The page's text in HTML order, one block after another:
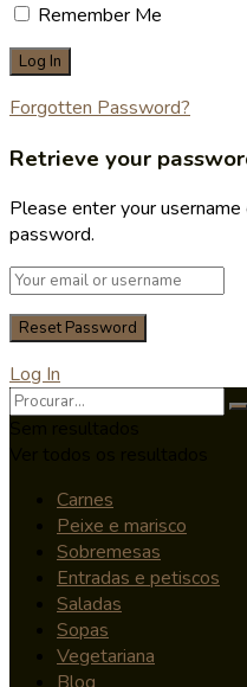
Remember Me
Forgotten Password?
Retrieve your
Please enter your
password.
Log In
Carnes
Peixe e marisco
Sobremesas
Entradas e petiscos
Saladas
Sopas
Vegetariana